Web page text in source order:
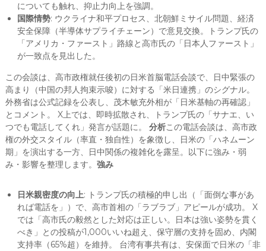
についても触れ、抑止力向上を強調。
国際情勢: ウクライナ和平プロセス、北朝鮮ミサイル問題、経済
安全保障（半導体サプライチェーン）で意見交換。トランプ氏の
「アメリカ・ファースト」路線と高市氏の「日本人ファースト」
が一致点を見出した。
この会談は、高市政権就任後初の日米首脳電話会談で、日中緊張の
高まり（中国の邦人拘束示唆）に対する「米日連携」のシグナル。
外務省は公式記録を公表し、茂木敏充外相が「日米基軸の再確認」
とコメント。 X上では、即時拡散され、トランプ氏の「サナエ、い
つでも電話してくれ」発言が話題に。 分析この電話会談は、高市政
権の外交スタイル（率直・独自性）を象徴し、日米の「ハネムーン
期」を演出する一方、日中関係の複雑化を露呈。以下に強み・弱
み・影響を整理します。 強み
日米親密度の向上: トランプ氏の積極的申し出（「面倒な事があ
れば電話を」）で、高市首相の「ラブラブ」アピールが成功。 X
では「高市氏の毅然とした対応は正しい。日本は強い姿勢を貫く
べき」との投稿が1,000いいね超え、保守層の支持を固め、内閣
支持率（65%超）を維持。 台湾有事共有は、安保面で日米の「非